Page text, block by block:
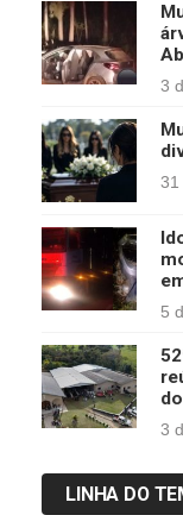
3
31
5
3
LINHA DO